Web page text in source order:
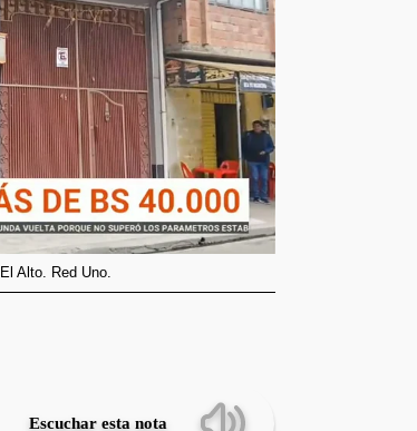
Alto. Red Uno.
Escuchar esta nota